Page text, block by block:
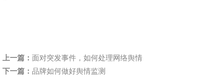
上一篇： 面对突发事件，如何处理网络舆情
下一篇： 品牌如何做好舆情监测